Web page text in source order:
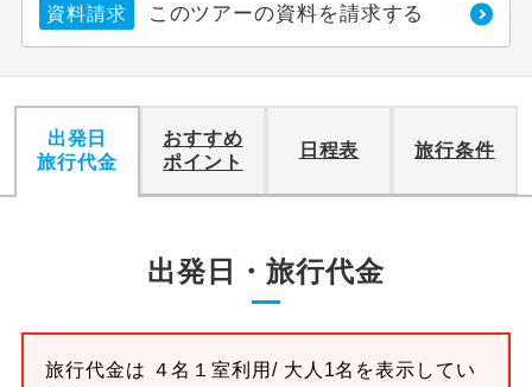
資料請求 このツアーの資料を請求する
出発日
旅行代金
おすすめ
ポイント
日程表 旅行条件
出発日・旅行代金
旅行代金は ４名１室利用/ 大人1名を表示してい